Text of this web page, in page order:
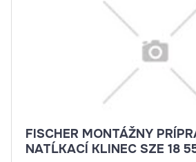
FISCHER MONTÁŽNY